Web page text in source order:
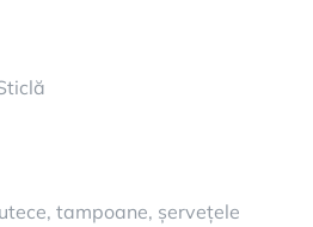
tampoane, șervețele